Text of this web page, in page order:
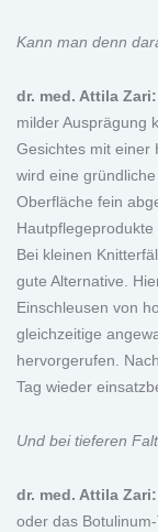
Kann man denn
dr. med. Attila Zari:
milder Ausprägung
Gesichtes mit einer
wird eine
Oberfläche fein
Bei kleinen
gute Alternative.
Einschleusen von
gleichzeitige
hervorgerufen.
Tag wieder
Und bei tieferen
dr. med. Attila Zari:
oder das